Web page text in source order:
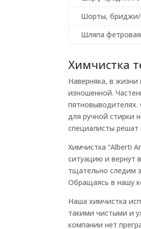
Шорты, бриджи/
Шляпа
Химчистка
Наверняка, в
изношенной.
для ручной стирки
специалисты решат
Химчистка “Alberti
ситуацию и вернут
тщательно следим
Обращаясь в нашу
Наша химчистка
такими чистыми и
компании нет